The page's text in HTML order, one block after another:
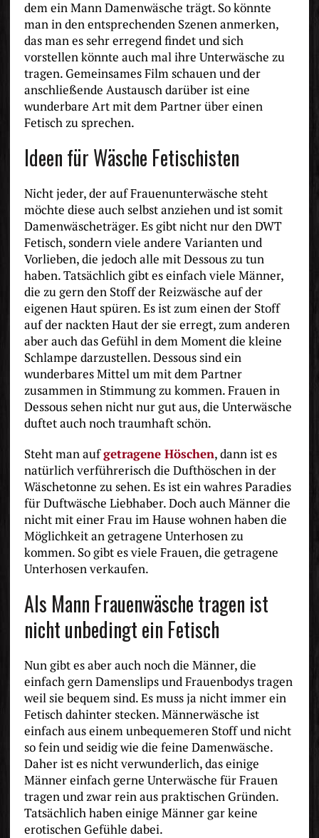
dem ein Mann Damenwäsche trägt. So könnte
man in den entsprechenden Szenen anmerken,
das man es sehr erregend findet und sich
vorstellen könnte auch mal ihre Unterwäsche zu
tragen. Gemeinsames Film schauen und der
anschließende Austausch darüber ist eine
wunderbare Art mit dem Partner über einen
Fetisch zu sprechen.
Ideen für Wäsche Fetischisten
Nicht jeder, der auf Frauenunterwäsche steht
möchte diese auch selbst anziehen und ist somit
Damenwäscheträger. Es gibt nicht nur den DWT
Fetisch, sondern viele andere Varianten und
Vorlieben, die jedoch alle mit Dessous zu tun
haben. Tatsächlich gibt es einfach viele Männer,
die zu gern den Stoff der Reizwäsche auf der
eigenen Haut spüren. Es ist zum einen der Stoff
auf der nackten Haut der sie erregt, zum anderen
aber auch das Gefühl in dem Moment die kleine
Schlampe darzustellen. Dessous sind ein
wunderbares Mittel um mit dem Partner
zusammen in Stimmung zu kommen. Frauen in
Dessous sehen nicht nur gut aus, die Unterwäsche
duftet auch noch traumhaft schön.
Steht man aufgetragene Höschen, dann ist es
natürlich verführerisch die Dufthöschen in der
Wäschetonne zu sehen. Es ist ein wahres Paradies
für Duftwäsche Liebhaber. Doch auch Männer die
nicht mit einer Frau im Hause wohnen haben die
Möglichkeit an getragene Unterhosen zu
kommen. So gibt es viele Frauen, die getragene
Unterhosen verkaufen.
Als Mann Frauenwäsche tragen ist
nicht unbedingt ein Fetisch
Nun gibt es aber auch noch die Männer, die
einfach gern Damenslips und Frauenbodys tragen
weil sie bequem sind. Es muss ja nicht immer ein
Fetisch dahinter stecken. Männerwäsche ist
einfach aus einem unbequemeren Stoff und nicht
so fein und seidig wie die feine Damenwäsche.
Daher ist es nicht verwunderlich, das einige
Männer einfach gerne Unterwäsche für Frauen
tragen und zwar rein aus praktischen Gründen.
Tatsächlich haben einige Männer gar keine
erotischen Gefühle dabei.